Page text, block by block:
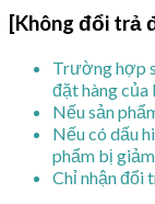
[Không đổi trả
Trường hợp
đặt hàng của
Nếu sản
Nếu có dấu
phẩm bị
Chỉ nhận đổi